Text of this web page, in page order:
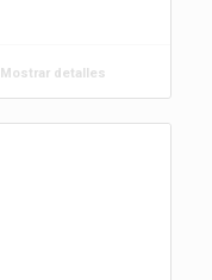
Mostrar detalles